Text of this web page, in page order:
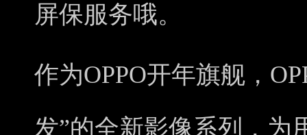
屏保服务哦。
作为OPPO开年旗舰，
发”的全新影像系列，为